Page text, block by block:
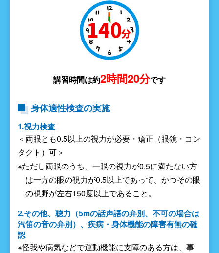
講習時間は約2時間20分です
身体適性検査の実施
1.視力検査
＜両眼とも0.5以上の視力が必要・矯正（眼鏡・コン
タクト）可＞
※ただし両眼のうち、一眼の視力が0.5に満たない方
は一方の眼の視力が0.5以上であって、かつその眼
の視野が左右150度以上であること。
2.その他、聴力（5mの話声語の弁別、不可の場合は
汽笛の音の弁別）、疾病・身体機能の障害有無の確
認
※怪我や病気などで運動機能に支障のある方は、事